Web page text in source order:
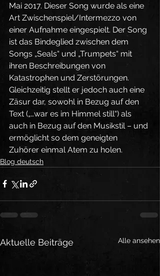
Mai 2017. Dieser Song wurde als eine
Art Zwischenspiel/Intermezzo von
einer Aufnahme eingespielt. Der Song
ist das Bindeglied zwischen dem
Songs „Seals“ und „Trumpets“ mit
ihren Beschreibungen von
Katastrophen und Zerstörungen.
Gleichzeitig stellt er jedoch auch eine
Zäsur dar, sowohl in Bezug auf den
Text („…war es im Himmel still“) als
auch in Bezug auf den Musikstil – und
ermöglicht so dem geneigten
Zuhörer einmal Atem zu holen.
Blog deutsch
Aktuelle Beiträge Alle ansehen